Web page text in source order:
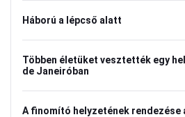
Háború a lépcső alatt
Többen életüket vesztették egy
de Janeiróban
A finomító helyzetének rendezése